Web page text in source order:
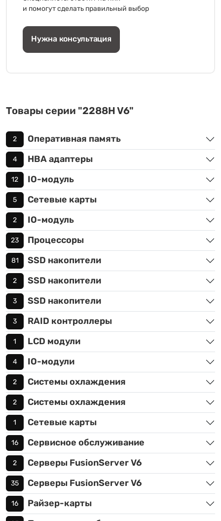
и помогут сделать правильный выбор
Нужна консультация
Товары серии "2288H V6"
2 Оперативная память
4 HBA адаптеры
12 IO-модуль
5 Сетевые карты
2 IO-модуль
23 Процессоры
81 SSD накопители
2 SSD накопители
3 SSD накопители
3 RAID контроллеры
1 LCD модули
4 IO-модули
2 Системы охлаждения
2 Системы охлаждения
1 Сетевые карты
16 Сервисное обслуживание
2 Серверы FusionServer V6
35 Серверы FusionServer V6
16 Райзер-карты